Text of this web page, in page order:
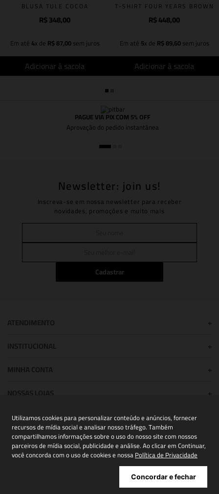
Utilizamos cookies para personalizar conteúdo e anúncios, fornecer
recursos de mídia social e analisar nosso tráfego. Também
compartilhamos informações sobre o uso do nosso site com nossos
parceiros de mídia social, publicidade e análise. Ao clicar em Continuar,
você concorda com o uso de cookies e nossaPolítica de Privacidade
Concordar e fechar
BLUSA TULE COCOA
R$348,00
Em até 4x de R$87,00sem juros
Adicionar à sacola
T-SHIRT FOUR YEARS BROWN
R$448,00
Em até 5x de R$89,60sem juros
Adicionar à sacola
PAGUE VIA PIX COM 5% OFF
Aprovação do pedido instantânea
Newsletter: join us!
Inscreva-se em nossa newsletter para receber
novidades, promoções e muito mais
Cadastrar
NOSSAS LOJAS
+
POWERED BY:
Copyright® 2026 | NIINI todos os direitos reservados - CNPJ
43.872.451/0006-36.